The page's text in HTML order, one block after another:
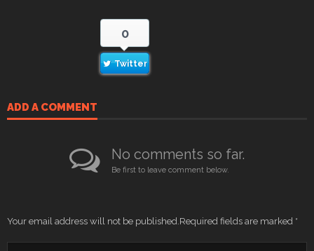
0
Twitter
ADD A COMMENT
No comments so far.
Be first to leave comment below.
Your email address will not be published.Required fields are marked *